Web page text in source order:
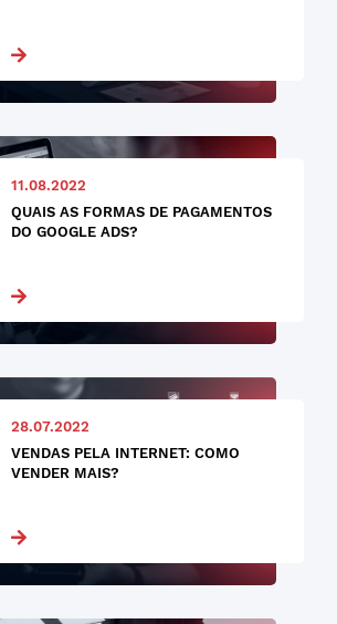
11.08.2022
QUAIS AS FORMAS DE PAGAMENTOS
DO GOOGLE ADS?
28.07.2022
VENDAS PELA INTERNET: COMO
VENDER MAIS?